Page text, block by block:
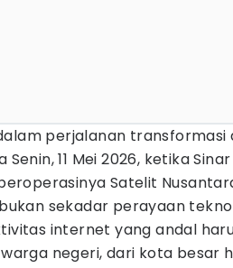
perjalanan transformasi
11 Mei 2026, ketika
Satelit
sekadar perayaan
internet yang andal
negeri, dari kota besar